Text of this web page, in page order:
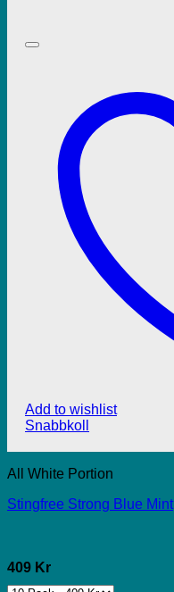
Add to wishlist
Snabbkoll
All White Portion
Stingfree Strong Blue Mint
409 Kr